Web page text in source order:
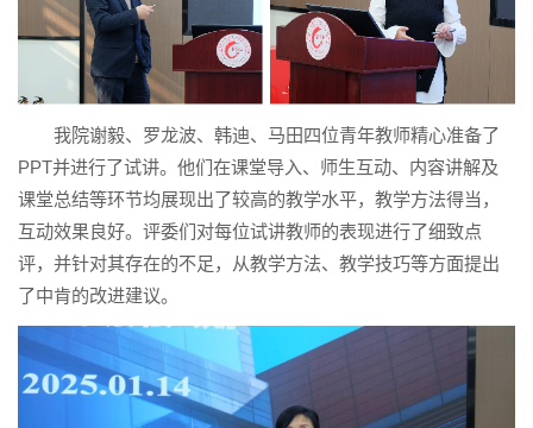
我院谢毅、罗龙波、韩迪、马田四位青年教师精心准备了
PPT并进行了试讲。他们在课堂导入、师生互动、内容讲解及
课堂总结等环节均展现出了较高的教学水平，教学方法得当，
互动效果良好。评委们对每位试讲教师的表现进行了细致点
评，并针对其存在的不足，从教学方法、教学技巧等方面提出
了中肯的改进建议。